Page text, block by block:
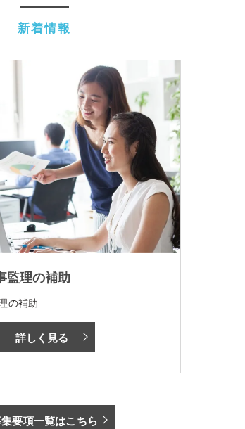
新着情報
監理の補助
の補助
詳しく見る
要項一覧はこちら